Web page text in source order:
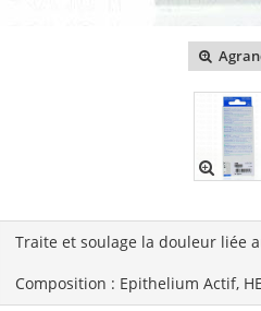
Traite et soulage la douleur liée
Composition : Epithelium Actif,